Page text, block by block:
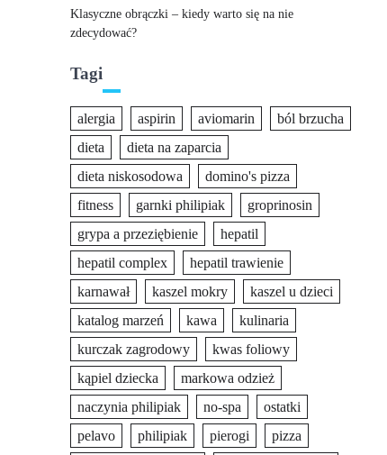
Klasyczne obrączki – kiedy warto się na nie
zdecydować?
Tagi
alergia aspirin aviomarin
ból brzucha
dieta
dieta na zaparcia
dieta niskosodowa
domino's pizza
fitness
garnki philipiak
groprinosin
grypa a przeziębienie
hepatil
hepatil complex
hepatil trawienie
karnawał
kaszel mokry
kaszel u dzieci
katalog marzeń
kawa
kulinaria
kurczak zagrodowy
kwas foliowy
kąpiel dziecka
markowa odzież
naczynia philipiak
no-spa
ostatki
pelavo
philipiak pierogi pizza